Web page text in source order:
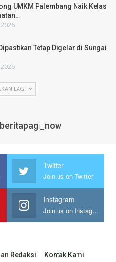
UMKM Palembang Naik Kelas
Tetap Digelar di Sungai
LAGI
Twitter
Join us on Twitter
Instagram
Join us on Instagram
Redaksi Kontak Kami